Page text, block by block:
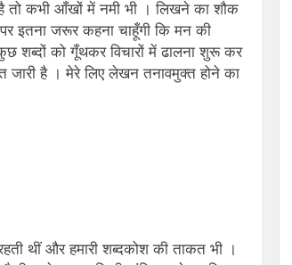
तो कभी आँखों में नमी भी । लिखने का शौक
इतना जरूर कहना चाहूँगी कि मन की
शब्दों को गूँथकर विचारों में ढालना शुरू कर
है । मेरे लिए लेखन तनावमुक्त होने का
थीं और हमारी शब्दकोश की ताकत भी ।